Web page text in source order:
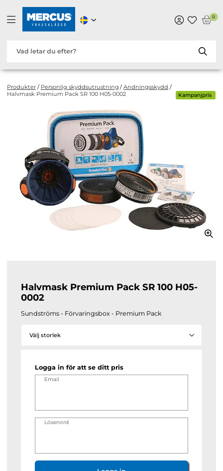
0
Produkter / Personlig skyddsutrustning / Andningsskydd /
Halvmask Premium Pack SR 100 H05-0002
Kampanjpris
Halvmask Premium Pack SR 100 H05-
0002
Sundströms - Förvaringsbox - Premium Pack
Välj storlek
Logga in för att se ditt pris
Email
Lösenord